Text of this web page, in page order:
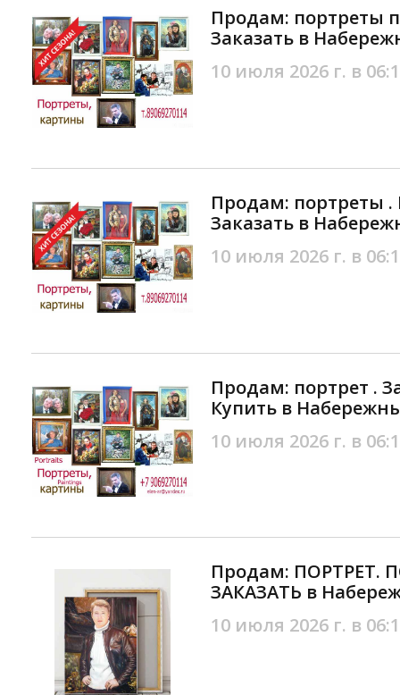
Продам: портреты
Заказать в
10 июля 2026 г. в
Продам: портреты .
Заказать в
10 июля 2026 г. в
Продам: портрет .
Купить в
10 июля 2026 г. в
Продам: ПОРТРЕТ.
ЗАКАЗАТЬ в
10 июля 2026 г. в